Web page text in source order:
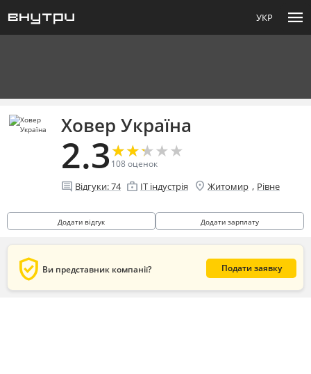
УКР menu
Ховер Україна
2.3★
★★
★★
★★
★★
★
108оценок
comment Відгуки:74 enterprise IT індустрія location_on Житомир , Рівне
Додати відгук Додати зарплату
verified_user Ви представник компанії? Подати заявку